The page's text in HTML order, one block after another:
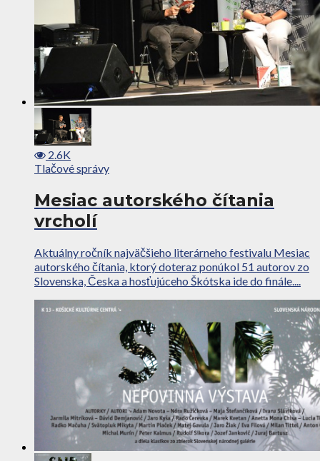
2.6K
Tlačové správy
Mesiac autorského čítania
vrcholí
Aktuálny ročník najväčšieho literárneho festivalu Mesiac
autorského čítania, ktorý doteraz ponúkol 51 autorov zo
Slovenska, Česka a hosťujúceho Škótska ide do finále....